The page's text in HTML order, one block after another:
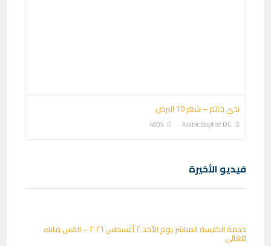
ندي حاتم – شعر 10 البرص
Arabic Baptist DC
4835
فيديو الأخيرة
خدمة الكنيسة المباشر يوم الأحد ٢ أغسطس ٢٠٢٦ – القس مايك
فغالي